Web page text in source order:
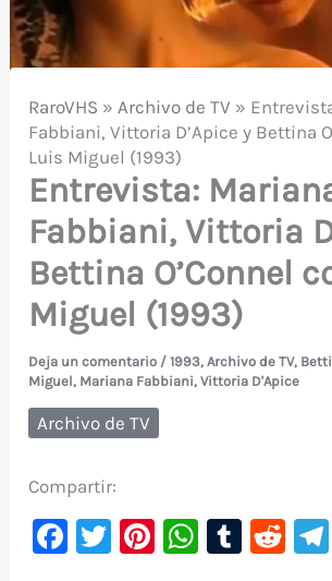
RaroVHS »Archivo de TV »
Fabbiani, Vittoria D’Apice y Bettina
Luis Miguel (1993)
Entrevista:
Fabbiani, Vittoria
Bettina O’Connel
Miguel (1993)
Deja un comentario /1993,Archivo de TV,
Miguel, Mariana Fabbiani,Vittoria D'Apice
Archivo de TV
Compartir:
F
T
Pi W T
R